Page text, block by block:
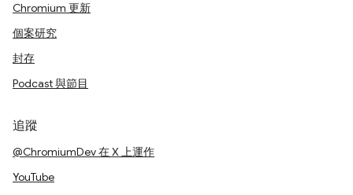
Chromium 更新
個案研究
封存
Podcast 與節目
追蹤
@ChromiumDev 在 X 上運作
YouTube